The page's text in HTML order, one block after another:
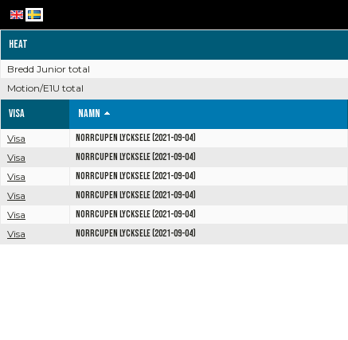
Heat
Bredd Junior total
Motion/E1U total
Visa Namn
Visa Norrcupen Lycksele (2021-09-04)
Visa
Norrcupen Lycksele (2021-09-04)
Visa
Norrcupen Lycksele (2021-09-04)
Visa
Norrcupen Lycksele (2021-09-04)
Visa
Norrcupen Lycksele (2021-09-04)
Visa
Norrcupen Lycksele (2021-09-04)